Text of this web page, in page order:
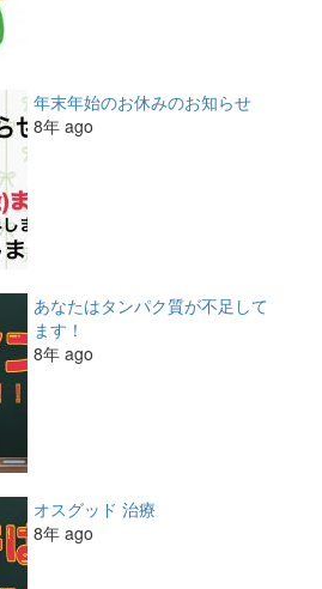
年末年始のお休みのお知らせ
8年 ago
あなたはタンパク質が不足して
ます！
8年 ago
オスグッド 治療
8年 ago